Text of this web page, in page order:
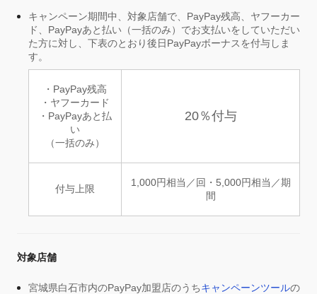
キャンペーン期間中、対象店舗で、PayPay残高、ヤフーカー
ド、PayPayあと払い（一括のみ）でお支払いをしていただい
た方に対し、下表のとおり後日PayPayボーナスを付与しま
す。
・PayPay残高
・ヤフーカード
・PayPayあと払
い
（一括のみ）
20％付与
付与上限
1,000円相当／回・5,000円相当／期
間
対象店舗
宮城県白石市内のPayPay加盟店のうちキャンペーンツールの